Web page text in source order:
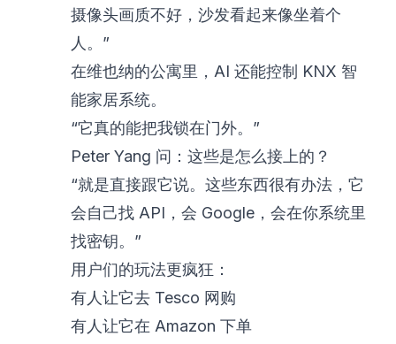
摄像头画质不好，沙发看起来像坐着个
人。”
在维也纳的公寓里，AI 还能控制 KNX 智
能家居系统。
“它真的能把我锁在门外。”
Peter Yang 问：这些是怎么接上的？
“就是直接跟它说。这些东西很有办法，它
会自己找 API，会 Google，会在你系统里
找密钥。”
用户们的玩法更疯狂：
有人让它去 Tesco 网购
有人让它在 Amazon 下单